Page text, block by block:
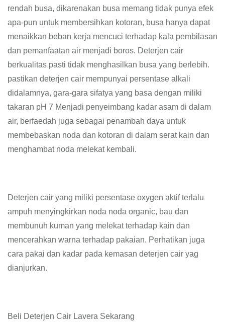
rendah busa, dikarenakan busa memang tidak punya efek
apa-pun untuk membersihkan kotoran, busa hanya dapat
menaikkan beban kerja mencuci terhadap kala pembilasan
dan pemanfaatan air menjadi boros. Deterjen cair
berkualitas pasti tidak menghasilkan busa yang berlebih.
pastikan deterjen cair mempunyai persentase alkali
didalamnya, gara-gara sifatya yang basa dengan miliki
takaran pH 7 Menjadi penyeimbang kadar asam di dalam
air, berfaedah juga sebagai penambah daya untuk
membebaskan noda dan kotoran di dalam serat kain dan
menghambat noda melekat kembali.
Deterjen cair yang miliki persentase oxygen aktif terlalu
ampuh menyingkirkan noda noda organic, bau dan
membunuh kuman yang melekat terhadap kain dan
mencerahkan warna terhadap pakaian. Perhatikan juga
cara pakai dan kadar pada kemasan deterjen cair yag
dianjurkan.
Beli Deterjen Cair Lavera Sekarang